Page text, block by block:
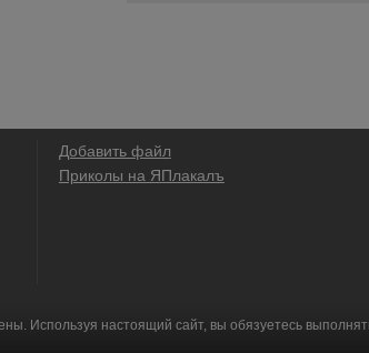
Добавить файл
Приколы на ЯПлакалъ
Используя настоящий сайт, вы обязуетесь